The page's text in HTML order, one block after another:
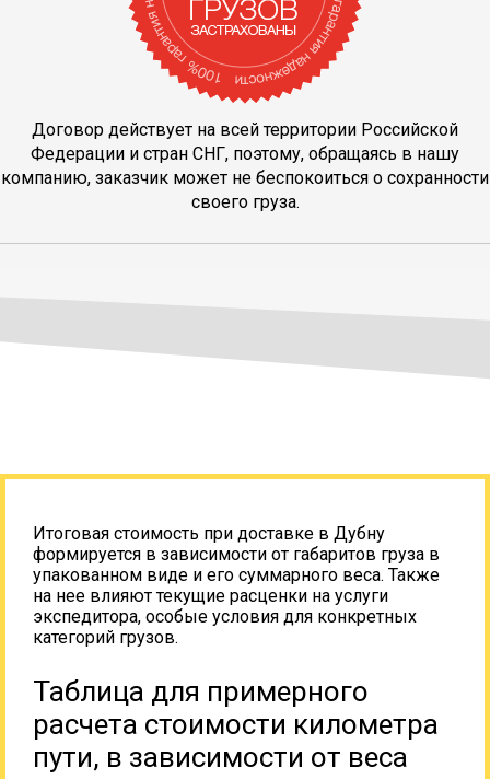
Договор действует на всей территории Российской
Федерации и стран СНГ, поэтому, обращаясь в нашу
компанию, заказчик может не беспокоиться о сохранности
своего груза.
Итоговая стоимость при доставке в Дубну
формируется в зависимости от габаритов груза в
упакованном виде и его суммарного веса. Также
на нее влияют текущие расценки на услуги
экспедитора, особые условия для конкретных
категорий грузов.
Таблица для примерного
расчета стоимости километра
пути, в зависимости от веса